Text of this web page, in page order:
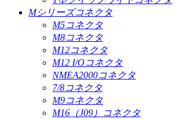
Mシリーズコネクタ
M5コネクタ
M8コネクタ
M12コネクタ
M12 I/Oコネクタ
NMEA2000コネクタ
7/8コネクタ
M9コネクタ
M16（J09）コネクタ